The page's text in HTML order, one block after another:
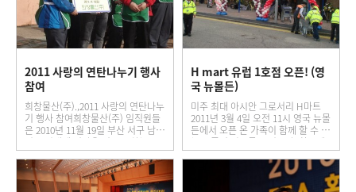
2011 사랑의 연탄나누기 행사
참여
희창물산(주).,2011 사랑의 연탄나누
기 행사 참여희창물산(주) 임직원들
은 2010년 11월 19일 부산 서구 남부
민동 일대에 연탄을 필요로 하는 우
리 주변의 어려운 이웃에게 사랑의
연탄을 배달하기 위해 작년에 이…
H mart 유럽 1호점 오픈! (영
국 뉴몰든)
미주 최대 아시안 그로서리 H마트
2011년 3월 4일 오전 11시 영국 뉴몰
든에서 오픈 온 가족이 함께 할 수 있
는 고품격 원스톱 쇼핑공간, 한국에
서 직송되는 신선하고 다양한 식품들
이 한가득, 깨끗하고…